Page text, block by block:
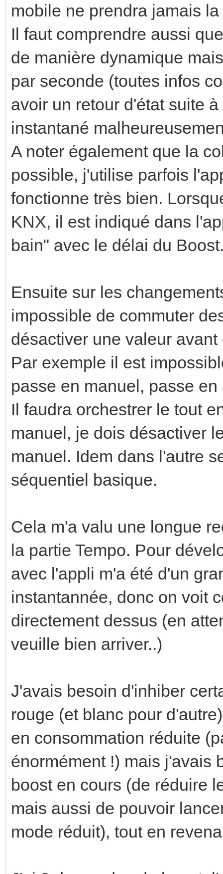
mobile ne prendra jamais
Il faut comprendre aussi
de manière dynamique
par seconde (toutes infos
avoir un retour d'état suite
instantané
A noter également que la
possible, j'utilise parfois
fonctionne très bien.
KNX, il est indiqué dans
bain" avec le délai du
Ensuite sur les
impossible de commuter
désactiver une valeur
Par exemple il est
passe en manuel, passe en
Il faudra orchestrer le tout
manuel, je dois désactiver
manuel. Idem dans l'autre
séquentiel basique.
Cela m'a valu une longue
la partie Tempo. Pour
avec l'appli m'a été d'un
instantannée, donc on voit
directement dessus (en
veuille bien arriver..)
J'avais besoin d'inhiber
rouge (et blanc pour
en consommation réduite
énormément !) mais j'avais
boost en cours (de réduire
mais aussi de pouvoir
mode réduit), tout en